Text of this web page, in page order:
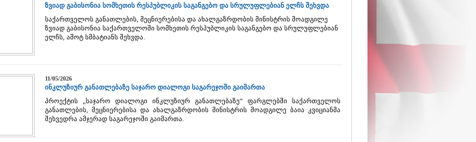
ზვიად გაბისონია სომხეთის რესპუბლიკის საგანგებო და სრულუფლებიან ელჩს შეხვდა
საქართველოს განათლების, მეცნიერებისა და ახალგაზრდობის მინისტრის მოადგილე
ზვიად გაბისონია საქართველოში სომხეთის რესპუბლიკის საგანგებო და სრულუფლებიან
ელჩს, აშოტ სმბატიანს შეხვდა.
11/05/2026
ინკლუზიურ განათლებაზე საჯარო დიალოგი საგარეჯოში გაიმართა
პროექტის „საჯარო დიალოგი ინკლუზიურ განათლებაზე“ ფარგლებში საქართველოს
განათლების, მეცნიერებისა და ახალგაზრდობის მინისტრის მოადგილე ბაია კვიციანმა
შეხვედრა ამჯერად საგარეჯოში გაიმართა.